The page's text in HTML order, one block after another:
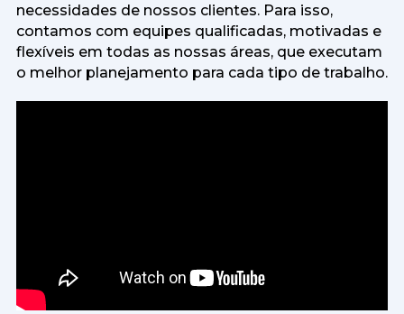
necessidades de nossos clientes. Para isso,
contamos com equipes qualificadas, motivadas e
flexíveis em todas as nossas áreas, que executam
o melhor planejamento para cada tipo de trabalho.